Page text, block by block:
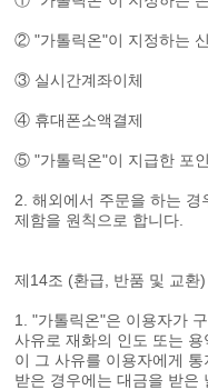
② "가톨릭온"이 지정하는
③ 실시간계좌이체
④ 휴대폰소액결제
⑤ "가톨릭온"이 지급한 포
2. 해외에서 주문을 하는 경
제함을 원칙으로 합니다.
제14조 (환급, 반품 및 교환)
1. "가톨릭온"은 이용자가
사유로 재화의 인도 또는
이 그 사유를 이용자에게
받은 경우에는 대금을 받은